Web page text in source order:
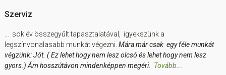
Szerviz
… sok év összegyűlt tapasztalatával, igyekszünk a
legszínvonalasabb munkát végezni. Mára már csak egy féle munkát
végzünk: Jót. ( Ez lehet hogy nem lesz olcsó és lehet hogy nem lesz
gyors.) Ám hosszútávon mindenképpen megéri. Tovább….